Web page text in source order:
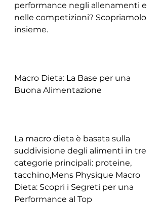
performance negli allenamenti e
nelle competizioni? Scopriamolo
insieme.
Macro Dieta: La Base per una
Buona Alimentazione
La macro dieta è basata sulla
suddivisione degli alimenti in tre
categorie principali: proteine,
tacchino,Mens Physique Macro
Dieta: Scopri i Segreti per una
Performance al Top